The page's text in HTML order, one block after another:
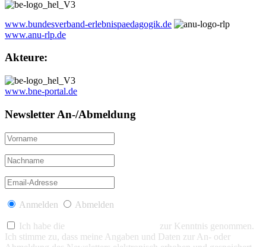
www.bundesverband-erlebnispaedagogik.de
www.anu-rlp.de
Akteure:
www.bne-portal.de
Newsletter An-/Abmeldung
Anmelden Abmelden
Ich habe die
zur Kenntnis genommen.
Ich stimme zu, dass meine Angaben und Daten zur An- oder